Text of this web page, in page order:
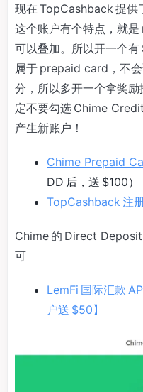
现在 TopCashback 提供
这个账户有个特点，就
可以叠加。所以开一个
属于 prepaid card，不
分，所以多开一个拿奖
定不要勾选 Chime
产生新账户！
Chime Prepaid
DD 后，送 $100）
TopCashback 注
Chime 的 Direct
可
LemFi 国际汇款
户送 $50】